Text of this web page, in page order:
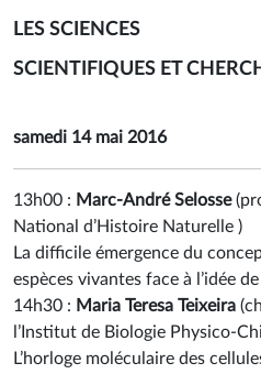
LES SCIENCES
SCIENTIFIQUES ET
samedi 14 mai 2016
13h00 : Marc-André Selosse(
National d’Histoire Naturelle )
La difficile émergence du
espèces vivantes face à l’idée
14h30 : Maria Teresa Teixeira (
l’Institut de Biologie Physico-
L’horloge moléculaire des